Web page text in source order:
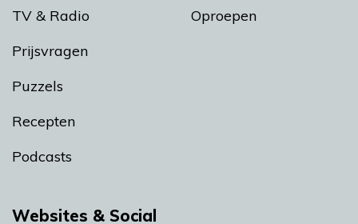
TV & Radio
Prijsvragen
Puzzels
Recepten
Podcasts
Oproepen
Websites & Social